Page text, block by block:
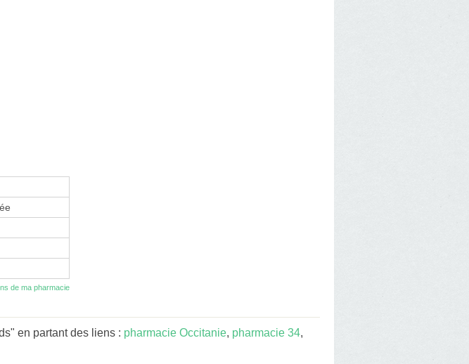
de ma pharmacie
en partant des liens : pharmacie Occitanie, pharmacie 34,